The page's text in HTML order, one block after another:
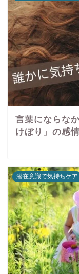
言葉にならな
けぼり」の感
潜在意識で気持ちケア